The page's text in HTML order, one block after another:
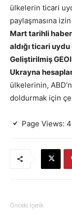
ülkelerin ticari
paylaşmasına
Mart tarihli
aldığı ticari
Geliştirilmiş
Ukrayna
ülkelerinin,
doldurmak için
Page Views:
Önceki İçerik